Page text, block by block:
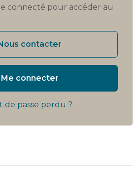
connecté pour accéder au
contacter
Me connecter
de passe perdu ?